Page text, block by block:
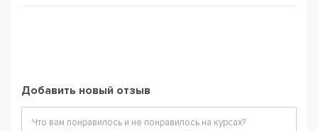
Добавить новый отзыв